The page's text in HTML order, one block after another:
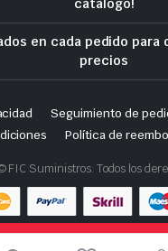
con fines
catalogo!
en cada pedido para
precios
Seguimiento de
Política de
FIC Suministros. Todos los